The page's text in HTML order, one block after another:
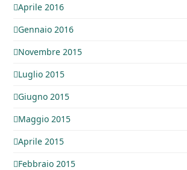
Aprile 2016
Gennaio 2016
Novembre 2015
Luglio 2015
Giugno 2015
Maggio 2015
Aprile 2015
Febbraio 2015